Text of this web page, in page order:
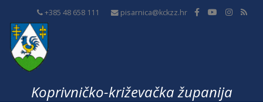
+385 48 658 111 pisarnica@kckzz.hr
Koprivničko-križevačka županija